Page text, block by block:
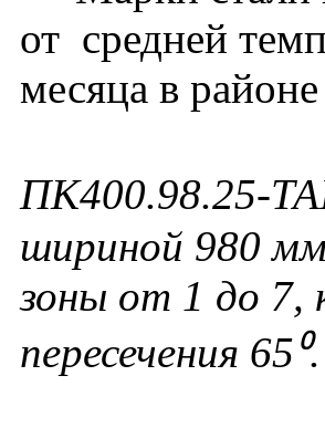
от средней
месяца в
ПК400.98.25-
шириной 980
зоны от 1 до 7,
пересечения 65⁰.